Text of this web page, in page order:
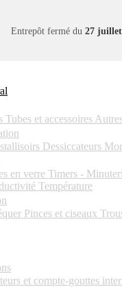
Entrepôt fermé du 27 juillet
Tubes et accessoires
Dessiccateurs
en verre Timers -
Température
Pinces et ciseaux
et compte-gouttes